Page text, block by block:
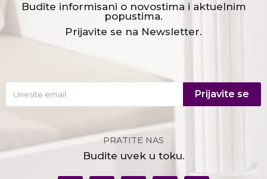
Budite informisani o novostima i aktuelnim
popustima.
Prijavite se na Newsletter.
Prijavite se
PRATITE NAS
Budite uvek u toku.